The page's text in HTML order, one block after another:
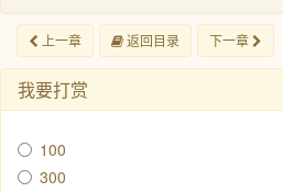
上一章 返回目录 下一章
我要打赏
100
300